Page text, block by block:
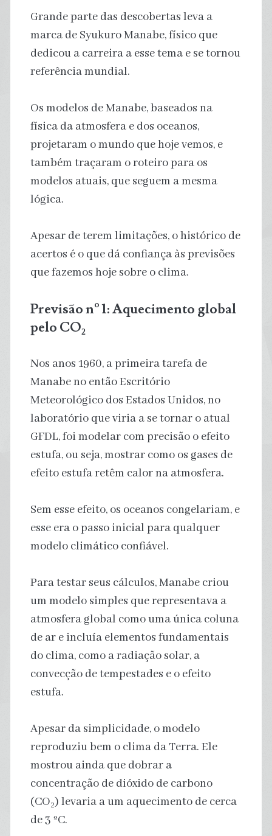
Grande parte das descobertas leva a
marca de Syukuro Manabe, físico que
dedicou a carreira a esse tema e se tornou
referência mundial.
Os modelos de Manabe, baseados na
física da atmosfera e dos oceanos,
projetaram o mundo que hoje vemos, e
também traçaram o roteiro para os
modelos atuais, que seguem a mesma
lógica.
Apesar de terem limitações, o histórico de
acertos é o que dá confiança às previsões
que fazemos hoje sobre o clima.
Previsão nº 1: Aquecimento global
pelo CO₂
Nos anos 1960, a primeira tarefa de
Manabe no então Escritório
Meteorológico dos Estados Unidos, no
laboratório que viria a se tornar o atual
GFDL, foi modelar com precisão o efeito
estufa, ou seja, mostrar como os gases de
efeito estufa retêm calor na atmosfera.
Sem esse efeito, os oceanos congelariam, e
esse era o passo inicial para qualquer
modelo climático confiável.
Para testar seus cálculos, Manabe criou
um modelo simples que representava a
atmosfera global como uma única coluna
de ar e incluía elementos fundamentais
do clima, como a radiação solar, a
convecção de tempestades e o efeito
estufa.
Apesar da simplicidade, o modelo
reproduziu bem o clima da Terra. Ele
mostrou ainda que dobrar a
concentração de dióxido de carbono
(CO₂) levaria a um aquecimento de cerca
de 3 ºC.